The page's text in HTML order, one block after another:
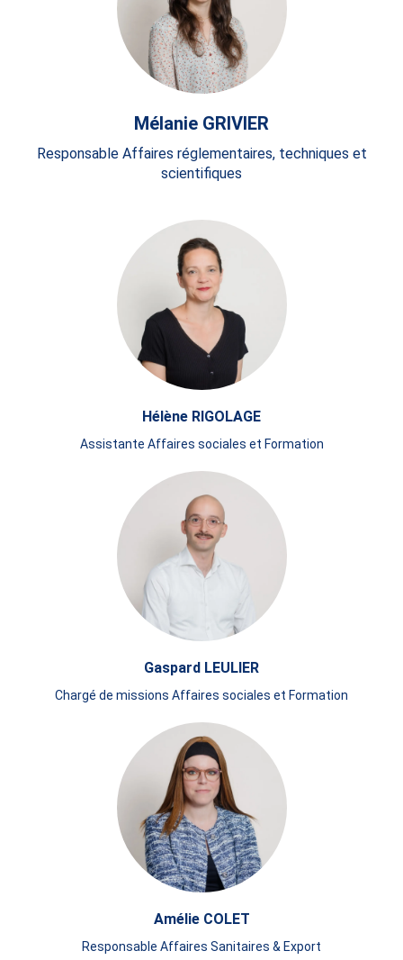
Mélanie GRIVIER
Responsable Affaires réglementaires, techniques et
scientifiques
Hélène RIGOLAGE
Assistante Affaires sociales et Formation
Gaspard LEULIER
Chargé de missions Affaires sociales et Formation
Amélie COLET
Responsable Affaires Sanitaires & Export